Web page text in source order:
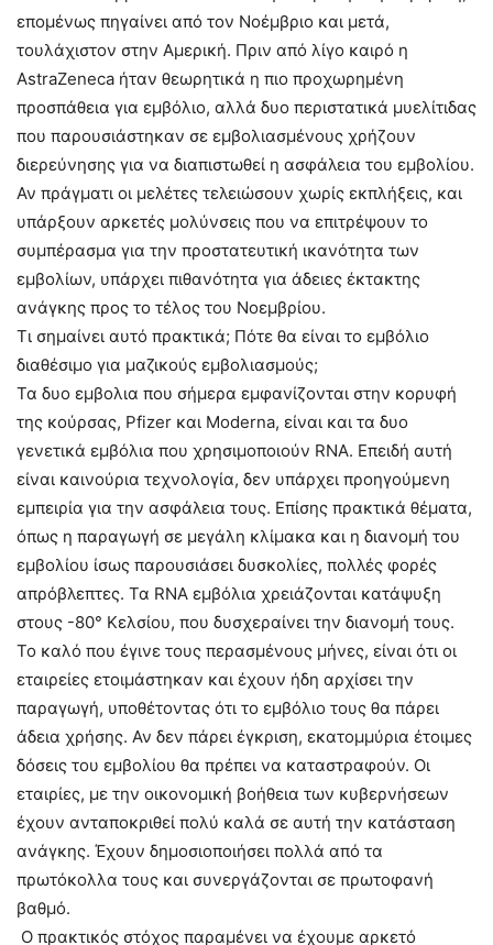
επομένως πηγαίνει από τον Νοέμβριο και μετά,
τουλάχιστον στην Αμερική. Πριν από λίγο καιρό η
AstraZeneca ήταν θεωρητικά η πιο προχωρημένη
προσπάθεια για εμβόλιο, αλλά δυο περιστατικά μυελίτιδας
που παρουσιάστηκαν σε εμβολιασμένους χρήζουν
διερεύνησης για να διαπιστωθεί η ασφάλεια του εμβολίου.
Αν πράγματι οι μελέτες τελειώσουν χωρίς εκπλήξεις, και
υπάρξουν αρκετές μολύνσεις που να επιτρέψουν το
συμπέρασμα για την προστατευτική ικανότητα των
εμβολίων, υπάρχει πιθανότητα για άδειες έκτακτης
ανάγκης προς το τέλος του Νοεμβρίου.
Τι σημαίνει αυτό πρακτικά; Πότε θα είναι το εμβόλιο
διαθέσιμο για μαζικούς εμβολιασμούς;
Τα δυο εμβολια που σήμερα εμφανίζονται στην κορυφή
της κούρσας, Pfizer και Moderna, είναι και τα δυο
γενετικά εμβόλια που χρησιμοποιούν RNA. Επειδή αυτή
είναι καινούρια τεχνολογία, δεν υπάρχει προηγούμενη
εμπειρία για την ασφάλεια τους. Επίσης πρακτικά θέματα,
όπως η παραγωγή σε μεγάλη κλίμακα και η διανομή του
εμβολίου ίσως παρουσιάσει δυσκολίες, πολλές φορές
απρόβλεπτες. Τα RNA εμβόλια χρειάζονται κατάψυξη
στους -80° Κελσίου, που δυσχεραίνει την διανομή τους.
Το καλό που έγινε τους περασμένους μήνες, είναι ότι οι
εταιρείες ετοιμάστηκαν και έχουν ήδη αρχίσει την
παραγωγή, υποθέτοντας ότι το εμβόλιο τους θα πάρει
άδεια χρήσης. Αν δεν πάρει έγκριση, εκατομμύρια έτοιμες
δόσεις του εμβολίου θα πρέπει να καταστραφούν. Οι
εταιρίες, με την οικονομική βοήθεια των κυβερνήσεων
έχουν ανταποκριθεί πολύ καλά σε αυτή την κατάσταση
ανάγκης. Έχουν δημοσιοποιήσει πολλά από τα
πρωτόκολλα τους και συνεργάζονται σε πρωτοφανή
βαθμό.
Ο πρακτικός στόχος παραμένει να έχουμε αρκετό